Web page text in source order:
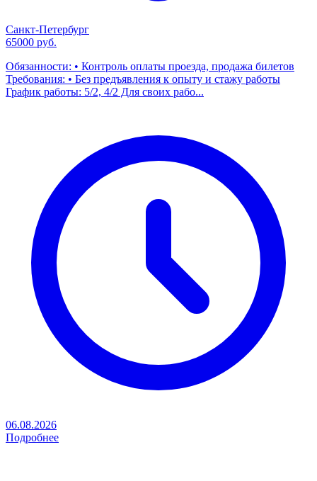
Санкт-Петербург
65000 руб.
Обязанности: • Контроль оплаты проезда, продажа билетов
Требования: • Без предъявления к опыту и стажу работы
График работы: 5/2, 4/2 Для своих рабо...
06.08.2026
Подробнее